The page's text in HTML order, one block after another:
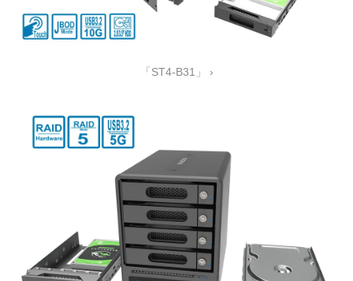
「ST4-B31」 ›